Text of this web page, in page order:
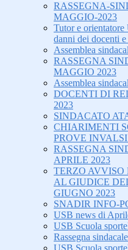
RASSEGNA-
MAGGIO-2023
Tutor e orientatore
danni dei docenti
Assemblea
RASSEGNA
MAGGIO 2023
Assemblea
DOCENTI DI
2023
SINDACATO
CHIARIMENTI
PROVE
RASSEGNA
APRILE 2023
TERZO AVVISO
AL GIUDICE
GIUGNO 2023
SNADIR INFO-
USB news di
USB Scuola
Rassegna